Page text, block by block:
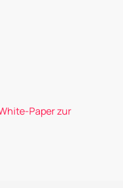
Paper zur